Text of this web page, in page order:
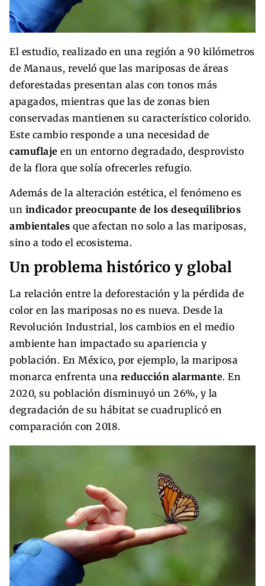
El estudio, realizado en una región a 90 kilómetros
de Manaus, reveló que las mariposas de áreas
deforestadas presentan alas con tonos más
apagados, mientras que las de zonas bien
conservadas mantienen su característico colorido.
Este cambio responde a una necesidad de
camuflaje en un entorno degradado, desprovisto
de la flora que solía ofrecerles refugio.
Además de la alteración estética, el fenómeno es
un indicador preocupante de los desequilibrios
ambientales que afectan no solo a las mariposas,
sino a todo el ecosistema.
Un problema histórico y global
La relación entre la deforestación y la pérdida de
color en las mariposas no es nueva. Desde la
Revolución Industrial, los cambios en el medio
ambiente han impactado su apariencia y
población. En México, por ejemplo, la mariposa
monarca enfrenta una reducción alarmante. En
2020, su población disminuyó un 26%, y la
degradación de su hábitat se cuadruplicó en
comparación con 2018.